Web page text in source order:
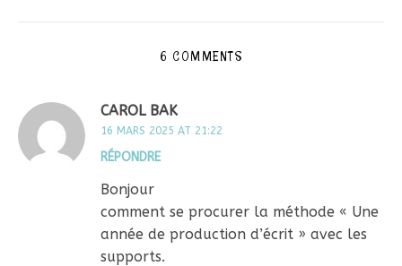
6 COMMENTS
CAROL BAK
16 MARS 2025 AT 21:22
RÉPONDRE
Bonjour
comment se procurer la méthode « Une
année de production d’écrit » avec les
supports.